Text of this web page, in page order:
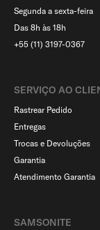
Segunda a sexta-feira
Das 8h às 18h
+55 (11) 3197-0367
SERVIÇO AO
Rastrear Pedido
Entregas
Trocas e Devoluções
Garantia
Atendimento Garantia
SAMSONITE